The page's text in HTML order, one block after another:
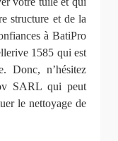
structure et de la
à BatiPro
1585 qui est
Donc, n’hésitez
SARL qui peut
le nettoyage de